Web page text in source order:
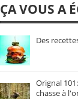
ÇA VOUS A
Des
Orignal
chasse à